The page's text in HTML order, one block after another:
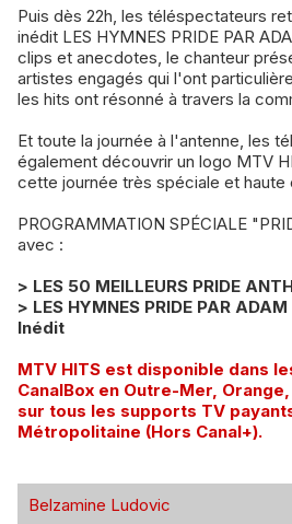
Puis dès 22h, les téléspectateurs
inédit LES HYMNES PRIDE PAR
clips et anecdotes, le chanteur
artistes engagés qui l'ont
les hits ont résonné à travers la
Et toute la journée à l'antenne, les
également découvrir un logo MTV
cette journée très spéciale et haute
PROGRAMMATION SPÉCIALE
avec :
> LES 50 MEILLEURS PRIDE
> LES HYMNES PRIDE PAR
Inédit
​MTV HITS est disponible dans
CanalBox en Outre-Mer,
sur tous les supports TV
Métropolitaine (Hors Canal+).
Belzamine Ludovic